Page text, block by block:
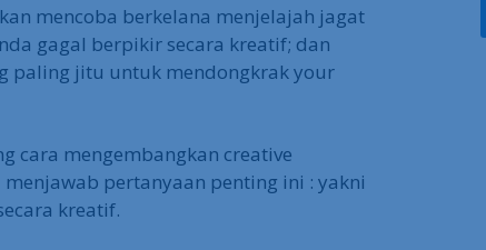
mencoba berkelana menjelajah jagat
gagal berpikir secara kreatif; dan
paling jitu untuk mendongkrak your
cara mengembangkan creative
pertanyaan penting ini : yakni
kreatif.